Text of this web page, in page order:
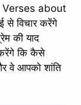
Verses about
विचार करेंगे
की याद
कि कैसे
वे आपको शांति